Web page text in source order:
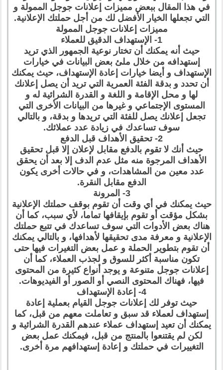
في هذا المقال ببعض مميزات إعلانات جوجل الممولة و
التي تجعلها الخيار الأفضل لك من أجل حملتك الإعلانية.
مميزات إعلانات جوجل الممولة
1- الإستهداف الدقيق للعملاء
حيث أنه يمكنك أن تختار نوعية الجمهور الذي تريد
إستهدافه من خلال ملئ بعض البيانات في خيارات
الإستهداف و أيضا خيارات إعادة الإستهداف، حيث يمكنك
أن تحدد و بدقة الفئة العمرية التي تريد أن يصل إعلانك
لها و محل الإقامة و اللغة و القدرة الشرائية له و
المستوى الإجتماعي و غيرها من البيانات الأخرى التي
تجعل إعلانك يصل للفئة التي تريدها و بدقة، و بالتالي
سوف تساعدك في زيادة عدد عملائك.
2- تحقيق الأهداف قبل الدفع
حيث أنك لا تقوم بالدفع مقابل لإعلان إلا قبل تحقيق
الأهداف المرجوة منه مثل عدم الدف إلا بعد أن يحقق
عدد معين من المشاهدات، و في حالات أخرى يكون
الدفع مقابل النقرة.
3- المرونة
حيث يمكنك في أي وقت أن تقوم بوقف حملتك الإعلانية
بشكل مؤقت أو تقوم بإيقافها تماما، لأي سبب، كما أن
هناك بعض الأدوات التي سوف تساعدك في تتبع حملتك
الإعلانية و معرفة مدى تحقيقها لأهدافها، و بالتالي يمكنك
أن تقوم بتطوير الحملة و عمل بعض التغيرات فيها حتى
تكون مناسبة أكثر للسوق و لجذب العملاء، كما أن
إعلانات جوجل متنوعة و يوجد أنواع كثيرة من المحتوى
فيها، فهناك المحتوى النصي أو الصور أو الفيديوهات.
4- إعادة الإستهداف
حيث توفر لك إعلانات جوجل القيام بعملية إعادة
إستهداف لعملاء قد سبق و تعاملت معهم من قبل، كما
يمكنك أن تعيد إستهداف عملاء عندهم القدرة الشرائية و
لكن لم يقتنعوا بالمنتج من قبل، فيمكنك عمل بعض
التغييرات في حملتك و إعادة إستهدافهم مرة أخرى.